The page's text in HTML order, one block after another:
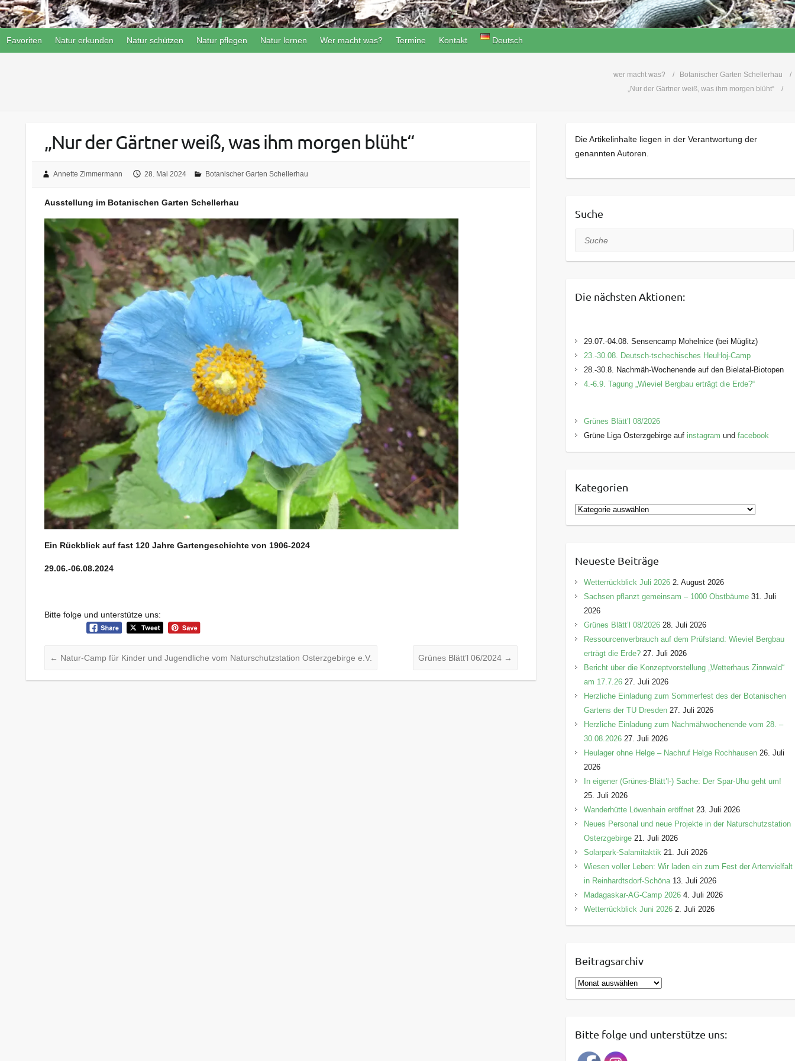
Favoriten Natur erkunden Natur schützen Natur pflegen Natur lernen Wer macht was? Termine Kontakt Deutsch
wer macht was?
Botanischer Garten Schellerhau
„Nur der Gärtner weiß, was ihm morgen blüht“
„Nur der Gärtner weiß, was ihm morgen blüht“
Annette Zimmermann 28. Mai 2024 Botanischer Garten Schellerhau
Ausstellung im Botanischen Garten Schellerhau
Ein Rückblick auf fast 120 Jahre Gartengeschichte von 1906-2024
29.06.-06.08.2024
Bitte folge und unterstütze uns:
← Natur-Camp für Kinder und Jugendliche vom Naturschutzstation Osterzgebirge e.V. Grünes Blätt’l 06/2024 →
Die Artikelinhalte liegen in der Verantwortung der
genannten Autoren.
Suche
Suche
Die nächsten Aktionen:
29.07.-04.08. Sensencamp Mohelnice (bei Müglitz)
23.-30.08. Deutsch-tschechisches HeuHoj-Camp
28.-30.8. Nachmäh-Wochenende auf den Bielatal-Biotopen
4.-6.9. Tagung „Wieviel Bergbau erträgt die Erde?“
Grünes Blätt’l 08/2026
Grüne Liga Osterzgebirge auf instagram und facebook
Kategorien
K
a
g
o
r
e
n
Neueste Beiträge
Wetterrückblick Juli 2026 2. August 2026
Sachsen pflanzt gemeinsam – 1000 Obstbäume 31. Juli
2026
Grünes Blätt’l 08/2026 28. Juli 2026
Ressourcenverbrauch auf dem Prüfstand: Wieviel Bergbau
erträgt die Erde? 27. Juli 2026
Bericht über die Konzeptvorstellung „Wetterhaus Zinnwald“
am 17.7.26 27. Juli 2026
Herzliche Einladung zum Sommerfest des der Botanischen
Gartens der TU Dresden 27. Juli 2026
Herzliche Einladung zum Nachmähwochenende vom 28. –
30.08.2026 27. Juli 2026
Heulager ohne Helge – Nachruf Helge Rochhausen 26. Juli
2026
In eigener (Grünes-Blätt’l-) Sache: Der Spar-Uhu geht um!
25. Juli 2026
Wanderhütte Löwenhain eröffnet 23. Juli 2026
Neues Personal und neue Projekte in der Naturschutzstation
Osterzgebirge 21. Juli 2026
Solarpark-Salamitaktik 21. Juli 2026
Wiesen voller Leben: Wir laden ein zum Fest der Artenvielfalt
in Reinhardtsdorf-Schöna 13. Juli 2026
Madagaskar-AG-Camp 2026 4. Juli 2026
Wetterrückblick Juni 2026 2. Juli 2026
Beitragsarchiv
B
e
rBitte folge und unterstütze uns: